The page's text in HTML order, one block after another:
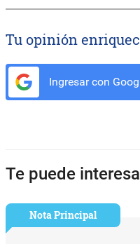
Tu opinión
Ingresar con
Te puede
Nota Principal